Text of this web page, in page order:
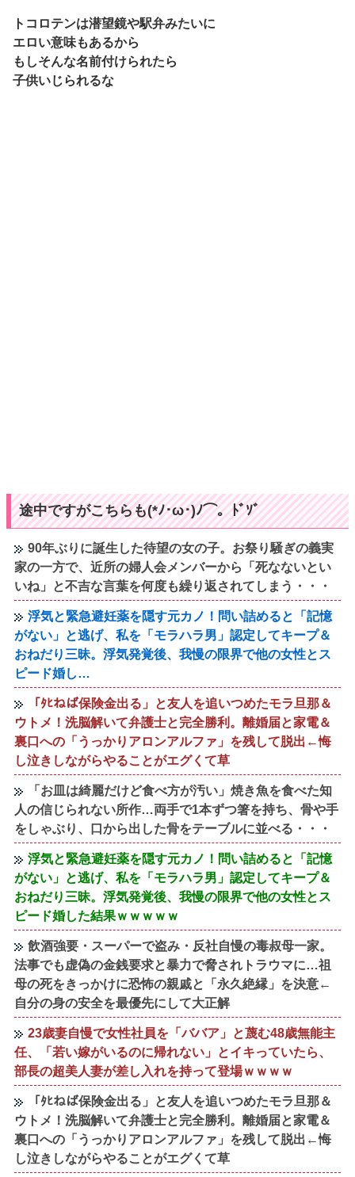
トコロテンは潜望鏡や駅弁みたいに
エロい意味もあるから
もしそんな名前付けられたら
子供いじられるな
途中ですがこちらも(*ﾉ･ω･)ﾉ⌒。ﾄﾞｿﾞ
90年ぶりに誕生した待望の女の子。お祭り騒ぎの義実
家の一方で、近所の婦人会メンバーから「死なないとい
いね」と不吉な言葉を何度も繰り返されてしまう・・・
浮気と緊急避妊薬を隠す元カノ！問い詰めると「記憶
がない」と逃げ、私を「モラハラ男」認定してキープ＆
おねだり三昧。浮気発覚後、我慢の限界で他の女性とス
ピード婚し…
「ﾀﾋねば保険金出る」と友人を追いつめたモラ旦那＆
ウトメ！洗脳解いて弁護士と完全勝利。離婚届と家電＆
裏口への「うっかりアロンアルファ」を残して脱出←悔
し泣きしながらやることがエグくて草
「お皿は綺麗だけど食べ方が汚い」焼き魚を食べた知
人の信じられない所作…両手で1本ずつ箸を持ち、骨や手
をしゃぶり、口から出した骨をテーブルに並べる・・・
浮気と緊急避妊薬を隠す元カノ！問い詰めると「記憶
がない」と逃げ、私を「モラハラ男」認定してキープ＆
おねだり三昧。浮気発覚後、我慢の限界で他の女性とス
ピード婚した結果ｗｗｗｗｗ
飲酒強要・スーパーで盗み・反社自慢の毒叔母一家。
法事でも虚偽の金銭要求と暴力で脅されトラウマに…祖
母の死をきっかけに恐怖の親戚と「永久絶縁」を決意←
自分の身の安全を最優先にして大正解
23歳妻自慢で女性社員を「ババア」と蔑む48歳無能主
任、「若い嫁がいるのに帰れない」とイキっていたら、
部長の超美人妻が差し入れを持って登場ｗｗｗｗ
「ﾀﾋねば保険金出る」と友人を追いつめたモラ旦那＆
ウトメ！洗脳解いて弁護士と完全勝利。離婚届と家電＆
裏口への「うっかりアロンアルファ」を残して脱出←悔
し泣きしながらやることがエグくて草